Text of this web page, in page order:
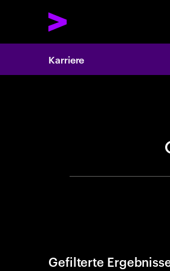
Karriere
Gefilterte